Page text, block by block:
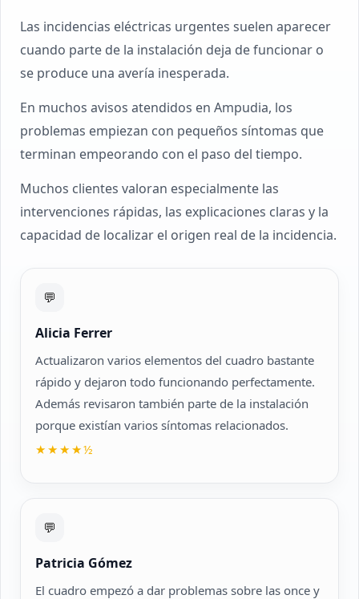
Las incidencias eléctricas urgentes suelen aparecer
cuando parte de la instalación deja de funcionar o
se produce una avería inesperada.
En muchos avisos atendidos en Ampudia, los
problemas empiezan con pequeños síntomas que
terminan empeorando con el paso del tiempo.
Muchos clientes valoran especialmente las
intervenciones rápidas, las explicaciones claras y la
capacidad de localizar el origen real de la incidencia.
💬
Alicia Ferrer
Actualizaron varios elementos del cuadro bastante
rápido y dejaron todo funcionando perfectamente.
Además revisaron también parte de la instalación
porque existían varios síntomas relacionados.
★★★★½
💬
Patricia Gómez
El cuadro empezó a dar problemas sobre las once y